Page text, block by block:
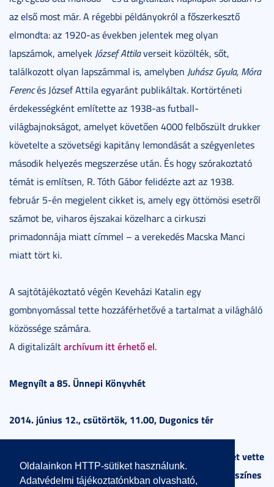
Oldalainkon HTTP-sütiket használunk.
Adatvédelmi tájékoztatónkban olvasható,
az első most már. A régebbi példányokról a főszerkesztő
elmondta: az 1920-as években jelentek meg olyan
lapszámok, amelyek József Attilaverseit közölték, sőt,
találkozott olyan lapszámmal is, amelyben Juhász Gyula, Móra
Ferencés József Attila egyaránt publikáltak. Kortörténeti
érdekességként említette az 1938-as futball-
világbajnokságot, amelyet követően 4000 felbőszült drukker
követelte a szövetségi kapitány lemondását a szégyenletes
második helyezés megszerzése után. És hogy szórakoztató
témát is említsen, R. Tóth Gábor felidézte azt az 1938.
február 5-én megjelent cikket is, amely egy öttömösi esetről
számot be, viharos éjszakai közelharc a cirkuszi
primadonnája miatt címmel – a verekedés Macska Manci
miatt tört ki.
A sajtótájékoztató végén Keveházi Katalin egy
gombnyomással tette hozzáférhetővé a tartalmat a világháló
közössége számára.
A digitalizáltarchívum itt érhető el.
Megnyílt a 85. Ünnepi Könyvhét
2014. június 12., csütörtök, 11.00, Dugonics tér
Végel László Kossuth-díjas író köszöntőjével kezdetét vette
a 85. Ünnepi Könyvhét és a 13. Gyermekkönyvnapok színes